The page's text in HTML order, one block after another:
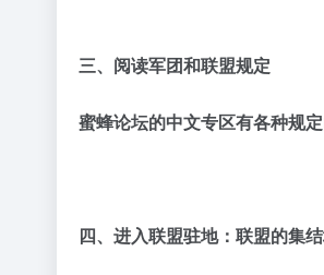
三、阅读军团和联盟规定
蜜蜂论坛的中文专区有各种规
四、进入联盟驻地：联盟的集